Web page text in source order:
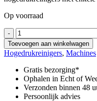
Op voorraad
-
HD
7/16-
4
St
aantal
Toevoegen aan winkelwagen
Hogedrukreinigers, Machines
Gratis bezorging*
Ophalen in Echt of
Verzonden binnen 48
Persoonlijk advies